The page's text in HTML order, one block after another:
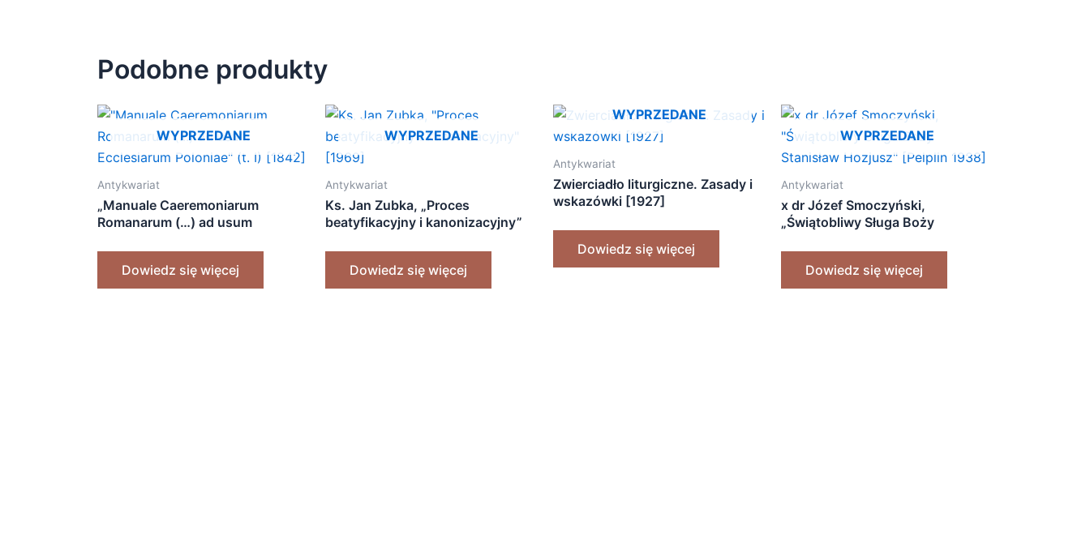
Podobne produkty
WYPRZEDANE
Antykwariat
„Manuale Caeremoniarum
Romanarum (…) ad usum
Dowiedz się więcej
WYPRZEDANE
Antykwariat
Ks. Jan Zubka, „Proces
beatyfikacyjny i kanonizacyjny”
Dowiedz się więcej
WYPRZEDANE
Antykwariat
Zwierciadło liturgiczne. Zasady i
wskazówki [1927]
Dowiedz się więcej
WYPRZEDANE
Antykwariat
x dr Józef Smoczyński,
„Świątobliwy Sługa Boży
Dowiedz się więcej